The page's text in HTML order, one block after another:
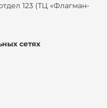
123 (ТЦ «Флагман-
сетях